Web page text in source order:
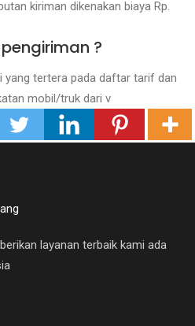
kiriman dikenakan biaya Rp.
?
yang tertera pada daftar tarif dan
mobil/truk dari v
layanan terbaik kami ada